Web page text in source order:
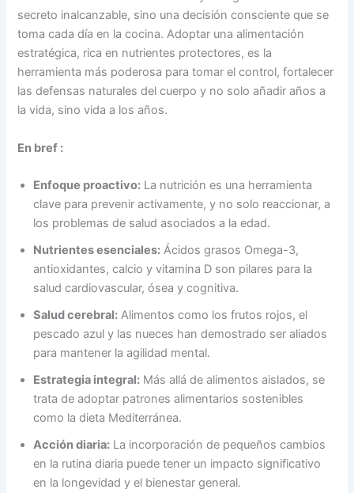
secreto inalcanzable, sino una decisión consciente que se
toma cada día en la cocina. Adoptar una alimentación
estratégica, rica en nutrientes protectores, es la
herramienta más poderosa para tomar el control, fortalecer
las defensas naturales del cuerpo y no solo añadir años a
la vida, sino vida a los años.
En bref :
Enfoque proactivo: La nutrición es una herramienta
clave para prevenir activamente, y no solo reaccionar, a
los problemas de salud asociados a la edad.
Nutrientes esenciales: Ácidos grasos Omega-3,
antioxidantes, calcio y vitamina D son pilares para la
salud cardiovascular, ósea y cognitiva.
Salud cerebral: Alimentos como los frutos rojos, el
pescado azul y las nueces han demostrado ser aliados
para mantener la agilidad mental.
Estrategia integral: Más allá de alimentos aislados, se
trata de adoptar patrones alimentarios sostenibles
como la dieta Mediterránea.
Acción diaria: La incorporación de pequeños cambios
en la rutina diaria puede tener un impacto significativo
en la longevidad y el bienestar general.